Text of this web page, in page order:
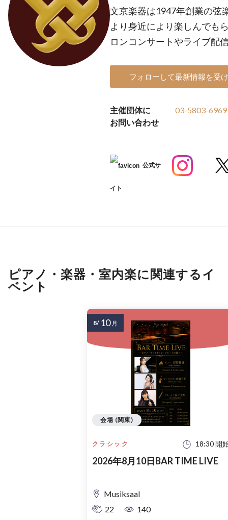
文京楽器は1947年創業の弦
より身近により楽しんでも
ロンコンサートやライブ配
フォローして最新情報を受
主催団体に
お問い合わせ
03-5803-6969
公式サ
イト
ピアノ・楽器・室内楽に関連するイ
ベント
クラシック 18:30 開
2026年8月10日BAR TIME LIVE
Musiksaal
22
140
会場 (関東)
8/ 10 月